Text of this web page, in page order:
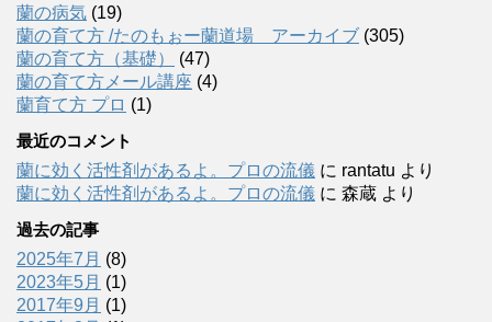
蘭の病気 (19)
蘭の育て方 /たのもぉー蘭道場 アーカイブ (305)
蘭の育て方（基礎）
(47)
蘭の育て方メール講座 (4)
蘭育て方 プロ (1)
最近のコメント
蘭に効く活性剤があるよ。プロの流儀 に rantatu より
蘭に効く活性剤があるよ。プロの流儀 に 森蔵 より
過去の記事
2025年7月 (8)
2023年5月 (1)
2017年9月 (1)